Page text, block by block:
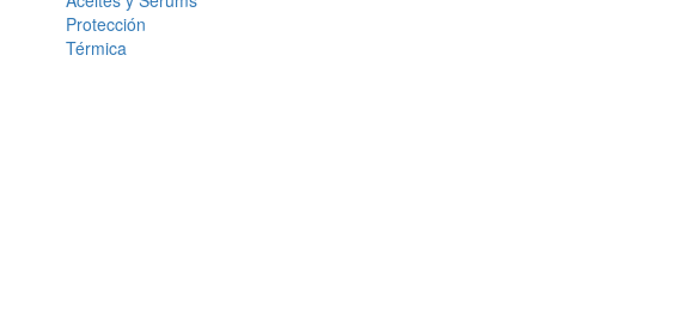
Protección
Térmica